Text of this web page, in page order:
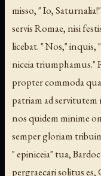
misso, " Io,
servis Romae, nisi
licebat. " Nos," inquis,
niceia triumphamus."
propter commoda
patriam ad
nos quidem minime
semper gloriam
" epiniceia" tua,
pergraecari solitus es,